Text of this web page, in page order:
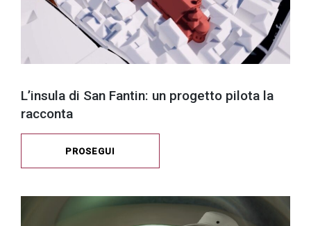
L’insula di San Fantin: un progetto pilota la
racconta
PROSEGUI